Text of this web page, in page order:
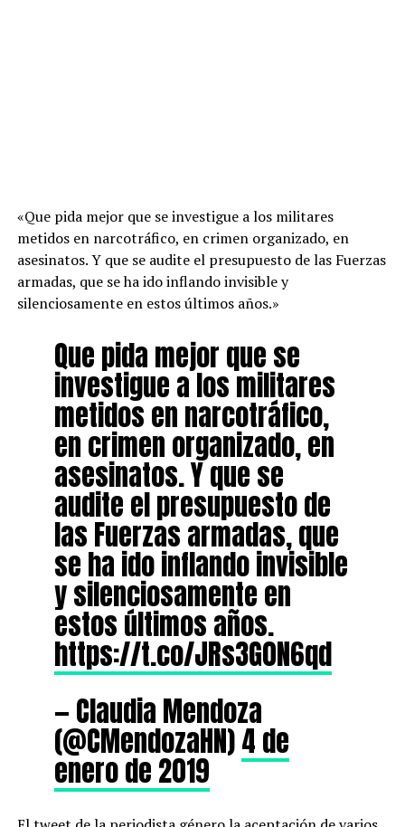
«Que pida mejor que se investigue a los militares
metidos en narcotráfico, en crimen organizado, en
asesinatos. Y que se audite el presupuesto de las Fuerzas
armadas, que se ha ido inflando invisible y
silenciosamente en estos últimos años.»
Que pida mejor que se
investigue a los militares
metidos en narcotráfico,
en crimen organizado, en
asesinatos. Y que se
audite el presupuesto de
las Fuerzas armadas, que
se ha ido inflando invisible
y silenciosamente en
estos últimos años.
https://t.co/JRs3G0N6qd
— Claudia Mendoza
(@CMendozaHN)4 de
enero de 2019